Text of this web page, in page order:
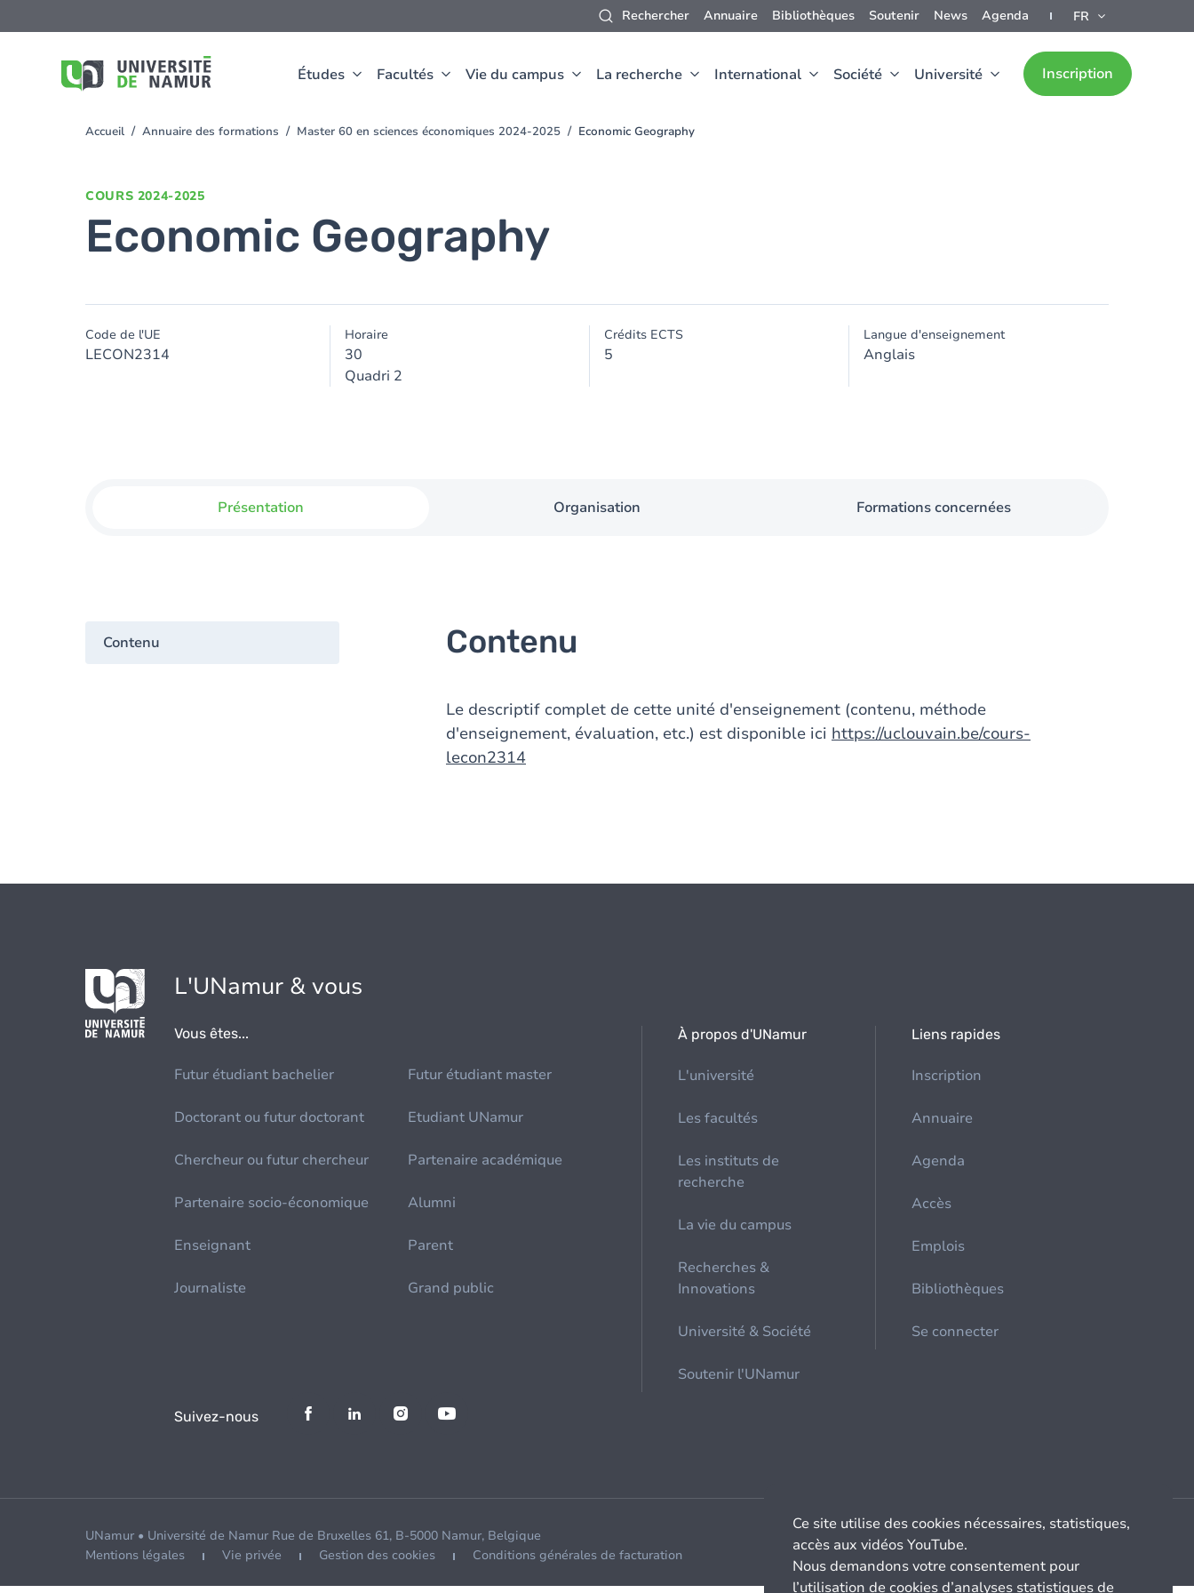
Rechercher Annuaire Bibliothèques Soutenir News Agenda FR
Études Facultés Vie du campus La recherche International Société Université Inscription
au
You
Accueil Annuaire des formations Master 60 en sciences économiques 2024-2025 Economic Geography
COURS 2024-2025
Economic Geography
Code de l'UE
LECON2314
Horaire
30
Quadri 2
Crédits ECTS
5
Langue d'enseignement
Anglais
Présentation Organisation Formations concernées
Contenu Contenu
Le descriptif complet de cette unité d'enseignement (contenu, méthode
d'enseignement, évaluation, etc.) est disponible ici https://uclouvain.be/cours-
lecon2314
L'UNamur & vous
Vous êtes...
Futur étudiant bachelier Futur étudiant master
Doctorant ou futur doctorant Etudiant UNamur
Chercheur ou futur chercheur Partenaire académique
Partenaire socio-économique Alumni
Enseignant Parent
Journaliste Grand public
À propos d'UNamur
L'université
Les facultés
Les instituts de
recherche
La vie du campus
Recherches &
Innovations
Université & Société
Soutenir l'UNamur
Liens rapides
Inscription
Annuaire
Agenda
Accès
Emplois
Bibliothèques
Se connecter
Suivez-nous
UNamur • Université de Namur Rue de Bruxelles 61, B-5000 Namur, Belgique
Mentions légales
Vie privée Gestion des cookies Conditions générales de facturation
Ce site utilise des cookies nécessaires, statistiques,
accès aux vidéos YouTube.
Nous demandons votre consentement pour
l’utilisation de cookies d’analyses statistiques de